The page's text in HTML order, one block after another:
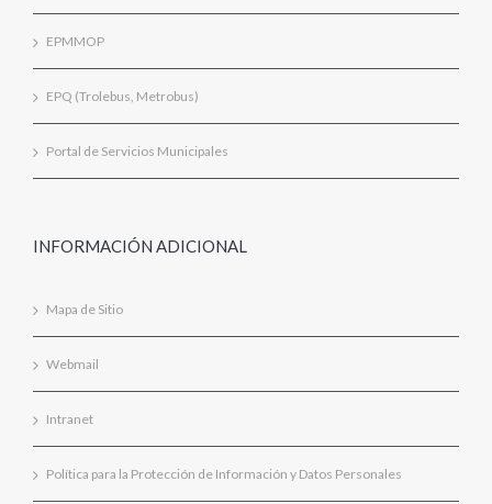
EPMMOP
EPQ (Trolebus, Metrobus)
Portal de Servicios Municipales
INFORMACIÓN ADICIONAL
Mapa de Sitio
Webmail
Intranet
Política para la Protección de Información y Datos Personales